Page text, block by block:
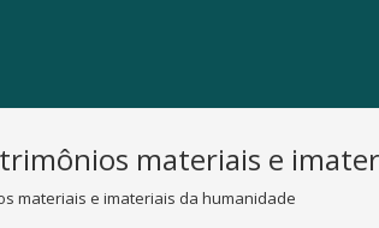
materiais e
materiais e imateriais da humanidade